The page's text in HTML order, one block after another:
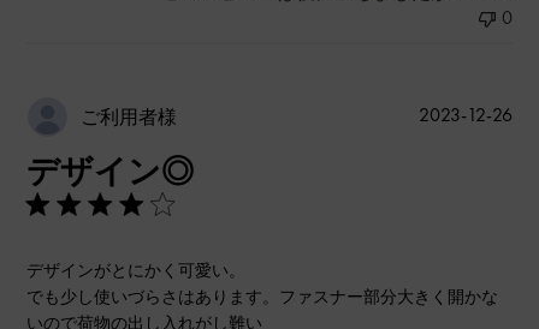
0
ご利用者様
デザイン◎
デザインがとにかく可愛い。
でも少し使いづらさはあります。ファスナー部分大きく開かな
いので荷物の出し入れがし難い
公
2023-12-26